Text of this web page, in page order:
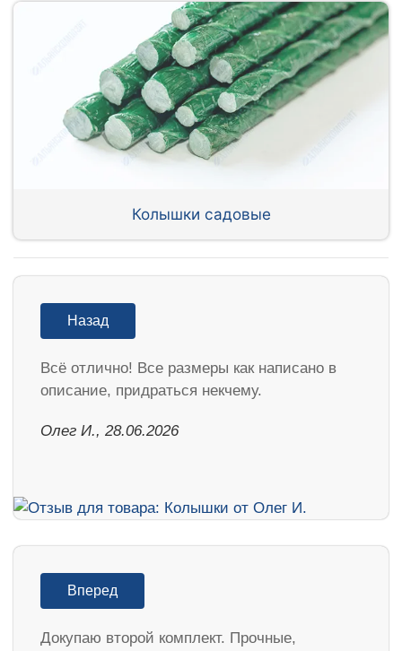
Колышки садовые
Назад
Всё отлично! Все размеры как написано в
описание, придраться некчему.
Олег И., 28.06.2026
Вперед
Докупаю второй комплект. Прочные,